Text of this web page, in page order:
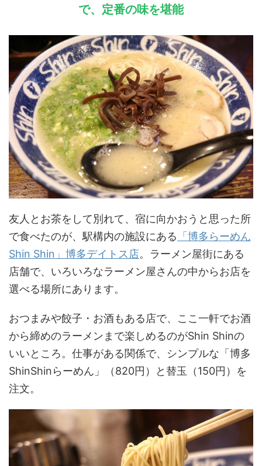
で、定番の味を堪能
友人とお茶をして別れて、宿に向かおうと思った所
で食べたのが、駅構内の施設にある 「博多らーめん
Shin Shin」博多デイトス店。ラーメン屋街にある
店舗で、いろいろなラーメン屋さんの中からお店を
選べる場所にあります。
おつまみや餃子・お酒もある店で、ここ一軒でお酒
から締めのラーメンまで楽しめるのがShin Shinの
いいところ。仕事がある関係で、シンプルな「博多
ShinShinらーめん」（820円）と替玉（150円）を
注文。